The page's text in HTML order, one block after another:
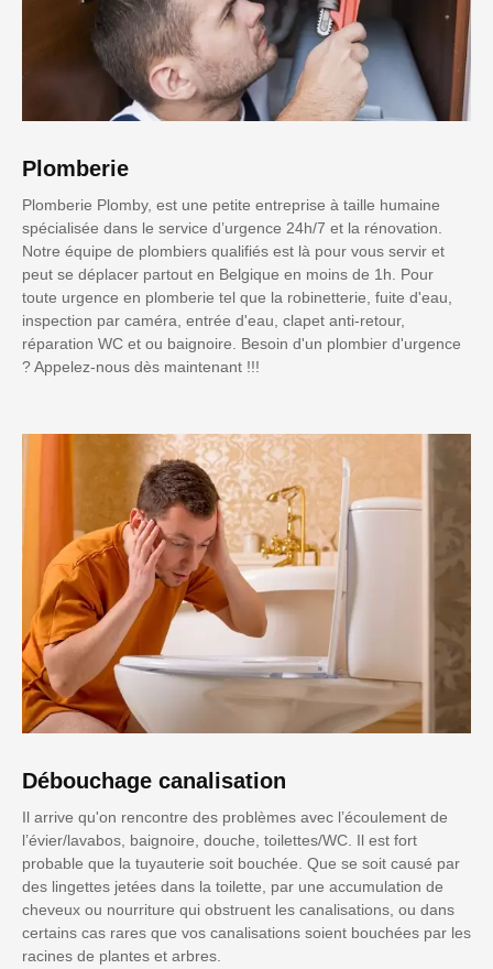
Plomberie
Plomberie Plomby, est une petite entreprise à taille humaine
spécialisée dans le service d’urgence 24h/7 et la rénovation.
Notre équipe de plombiers qualifiés est là pour vous servir et
peut se déplacer partout en Belgique en moins de 1h. Pour
toute urgence en plomberie tel que la robinetterie, fuite d'eau,
inspection par caméra, entrée d'eau, clapet anti-retour,
réparation WC et ou baignoire. Besoin d'un plombier d'urgence
? Appelez-nous dès maintenant !!!
Débouchage canalisation
Il arrive qu'on rencontre des problèmes avec l’écoulement de
l’évier/lavabos, baignoire, douche, toilettes/WC. Il est fort
probable que la tuyauterie soit bouchée. Que se soit causé par
des lingettes jetées dans la toilette, par une accumulation de
cheveux ou nourriture qui obstruent les canalisations, ou dans
certains cas rares que vos canalisations soient bouchées par les
racines de plantes et arbres.